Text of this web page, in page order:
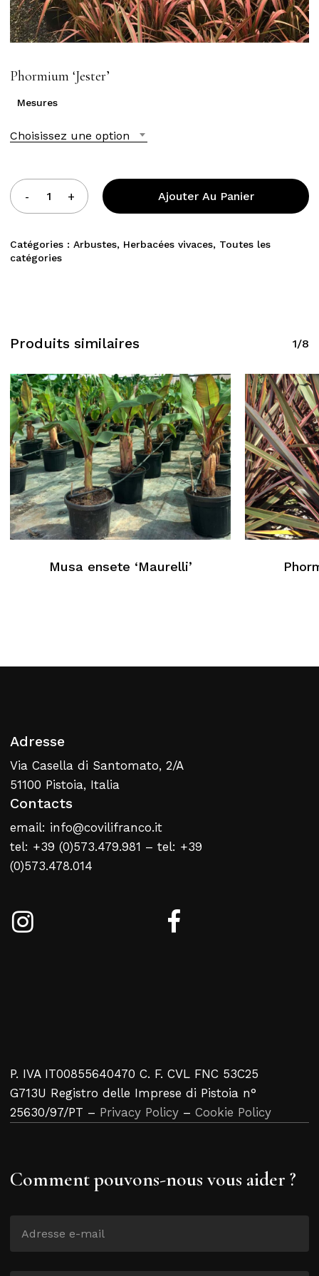
Phormium ‘Jester’
Mesures
Choisissez une option
Ajouter Au Panier
Catégories : Arbustes, Herbacées vivaces, Toutes les
catégories
Produits similaires 1/8
Musa ensete ‘Maurelli’
Adresse
Via Casella di Santomato, 2/A
51100 Pistoia, Italia
Contacts
email: info@covilifranco.it
tel: +39 (0)573.479.981 – tel: +39
(0)573.478.014
P. IVA IT00855640470 C. F. CVL FNC 53C25
G713U Registro delle Imprese di Pistoia n°
25630/97/PT – Privacy Policy – Cookie Policy
Comment pouvons-nous vous aider ?